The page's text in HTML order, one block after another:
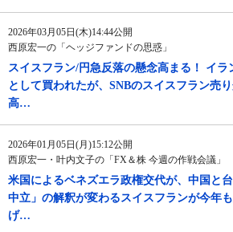
2026年03月05日(木)14:44公開
西原宏一の「ヘッジファンドの思惑」
スイスフラン/円急反落の懸念高まる！ イ
として買われたが、SNBのスイスフラン売
高…
2026年01月05日(月)15:12公開
西原宏一・叶内文子の「FX＆株 今週の作戦会議」
米国によるベネズエラ政権交代が、中国と
中立」の解釈が変わるスイスフランが今年
げ…